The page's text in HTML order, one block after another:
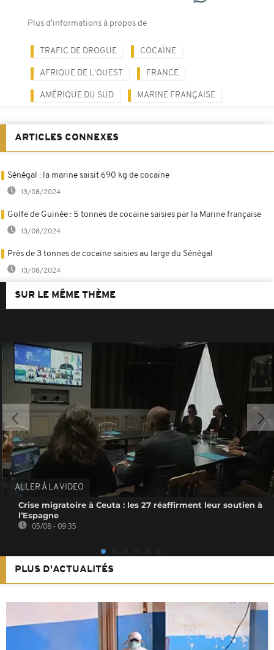
Plus d'informations à propos de
TRAFIC DE DROGUE COCAÏNE
AFRIQUE DE L'OUEST FRANCE
AMÉRIQUE DU SUD MARINE FRANÇAISE
ARTICLES CONNEXES
Sénégal : la marine saisit 690 kg de cocaïne
13/08/2024
Golfe de Guinée : 5 tonnes de cocaïne saisies par la Marine française
13/08/2024
Près de 3 tonnes de cocaïne saisies au large du Sénégal
13/08/2024
SUR LE MÊME THÈME
ALLER À LA VIDEO
Crise migratoire à Ceuta : les 27 réaffirment leur soutien à
l’Espagne
05/08 - 09:35
PLUS D'ACTUALITÉS